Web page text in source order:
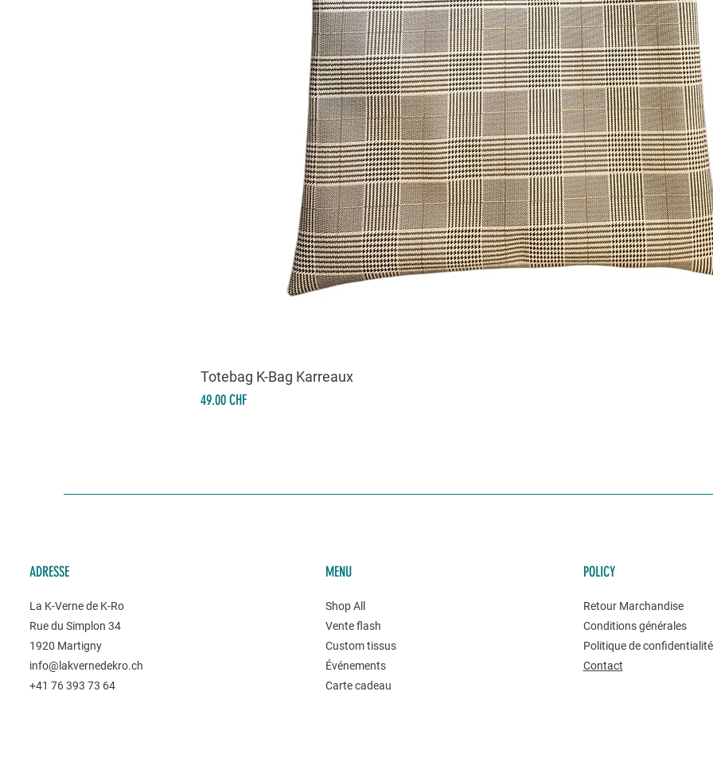
Totebag K-Bag Karreaux
Prix
49.00 CHF
ADRESSE
La K-Verne de K-Ro
Rue du Simplon 34
1920 Martigny
info@lakvernedekro.ch
+41 76 393 73 64
MENU
Shop All
Vente flash
Custom tissus
Événements
Carte cadeau
POLICY
Retour Marchandise
Conditions générales
Politique de
Contact